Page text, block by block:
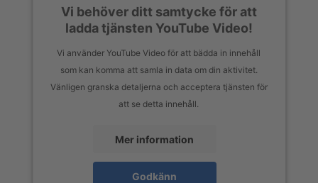
Vi behöver ditt samtycke för att
ladda tjänsten YouTube Video!
Vi använder YouTube Video för att bädda in innehåll
som kan komma att samla in data om din aktivitet.
Vänligen granska detaljerna och acceptera tjänsten för
att se detta innehåll.
Mer information
Godkänn